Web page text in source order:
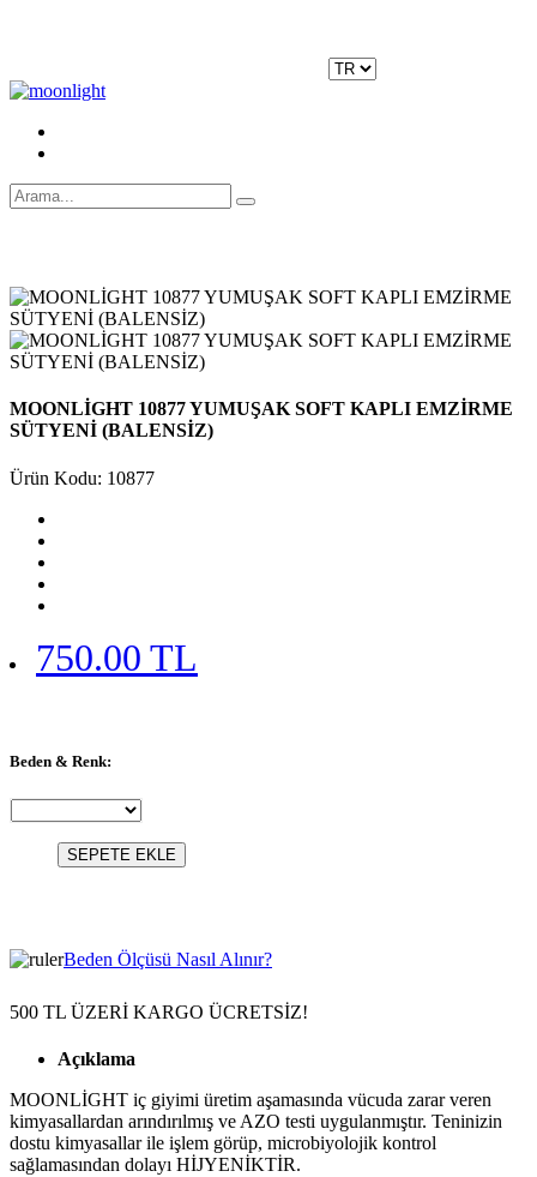
MOONLİGHT 10877 YUMUŞAK SOFT KAPLI EMZİRME
SÜTYENİ (BALENSİZ)
Ürün Kodu: 10877
750.00 TL
Beden & Renk:
SEPETE EKLE
Beden Ölçüsü Nasıl Alınır?
500 TL ÜZERİ KARGO ÜCRETSİZ!
Açıklama
MOONLİGHT iç giyimi üretim aşamasında vücuda zarar veren
kimyasallardan arındırılmış ve AZO testi uygulanmıştır. Teninizin
dostu kimyasallar ile işlem görüp, microbiyolojik kontrol
sağlamasından dolayı HİJYENİKTİR.